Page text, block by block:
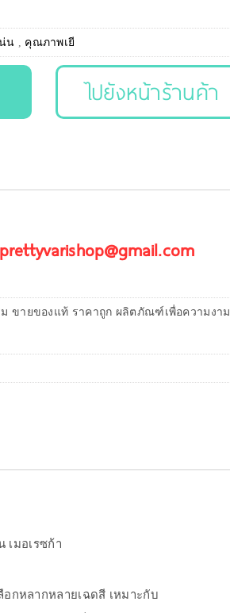
น , คุณภาพเยี
ไปยังหน้าร้านค้า
ม ขายของแท้ ราคาถูก ผลิตภัณฑ์เพื่อความงาม
เมอเรซก้า
กหลากหลายเฉดสี เหมาะกับ